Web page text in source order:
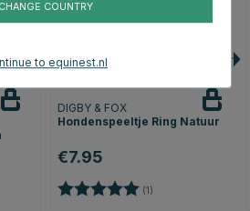
DIGBY & FOX
Hondenspeeltje Ring Natuur
€7.95
Beoordeling: (1)
CHANGE COUNTRY
to equinest.nl